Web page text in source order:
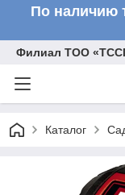
По наличию
Филиал ТОО «ТССП
Каталог